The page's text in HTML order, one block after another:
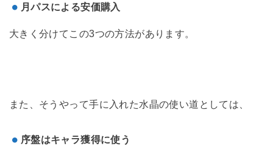
月パスによる安価購入
大きく分けてこの3つの方法があります。
また、そうやって手に入れた水晶の使い道としては、
序盤はキャラ獲得に使う